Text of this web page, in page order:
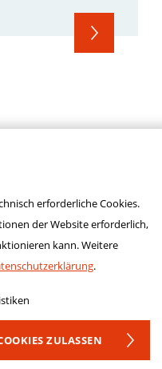
erforderliche Cookies.
der Website erforderlich,
kann. Weitere
.
ZULASSEN